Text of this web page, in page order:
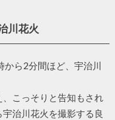
川花火
ら2分間ほど、宇治川
こっそりと告知もされ
治川花火を撮影する良